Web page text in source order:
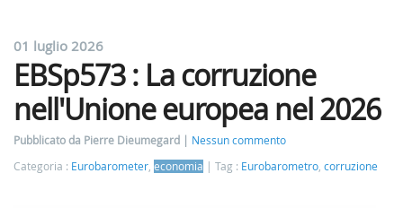
01 luglio 2026
EBSp573 : La corruzione
nell'Unione europea nel 2026
Pubblicato da Pierre Dieumegard
Nessun commento
Categoria : Eurobarometer economia Tag : Eurobarometro corruzione